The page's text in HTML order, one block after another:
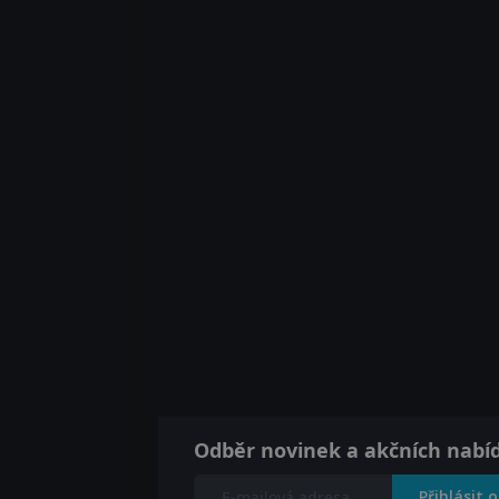
Odběr novinek a akčních